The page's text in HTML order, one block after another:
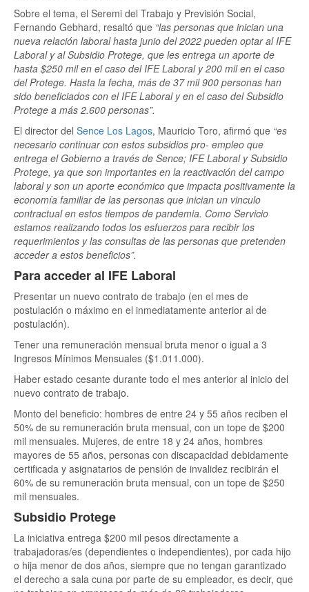
Sobre el tema, el Seremi del Trabajo y Previsión Social,
Fernando Gebhard, resaltó que “las personas que inician una
nueva relación laboral hasta junio del 2022 pueden optar al IFE
Laboral y al Subsidio Protege, que les entrega un aporte de
hasta $250 mil en el caso del IFE Laboral y 200 mil en el caso
del Protege. Hasta la fecha, más de 37 mil 900 personas han
sido beneficiados con el IFE Laboral y en el caso del Subsidio
Protege a más 2.600 personas”.
El director del Sence Los Lagos, Mauricio Toro, afirmó que “es
necesario continuar con estos subsidios pro- empleo que
entrega el Gobierno a través de Sence; IFE Laboral y Subsidio
Protege, ya que son importantes en la reactivación del campo
laboral y son un aporte económico que impacta positivamente la
economía familiar de las personas que inician un vinculo
contractual en estos tiempos de pandemia. Como Servicio
estamos realizando todos los esfuerzos para recibir los
requerimientos y las consultas de las personas que pretenden
acceder a estos beneficios”.
Para acceder al IFE Laboral
Presentar un nuevo contrato de trabajo (en el mes de
postulación o máximo en el inmediatamente anterior al de
postulación).
Tener una remuneración mensual bruta menor o igual a 3
Ingresos Mínimos Mensuales ($1.011.000).
Haber estado cesante durante todo el mes anterior al inicio del
nuevo contrato de trabajo.
Monto del beneficio: hombres de entre 24 y 55 años reciben el
50% de su remuneración bruta mensual, con un tope de $200
mil mensuales. Mujeres, de entre 18 y 24 años, hombres
mayores de 55 años, personas con discapacidad debidamente
certificada y asignatarios de pensión de invalidez recibirán el
60% de su remuneración bruta mensual, con un tope de $250
mil mensuales.
Subsidio Protege
La iniciativa entrega $200 mil pesos directamente a
trabajadoras/es (dependientes o independientes), por cada hijo
o hija menor de dos años, siempre que no tengan garantizado
el derecho a sala cuna por parte de su empleador, es decir, que